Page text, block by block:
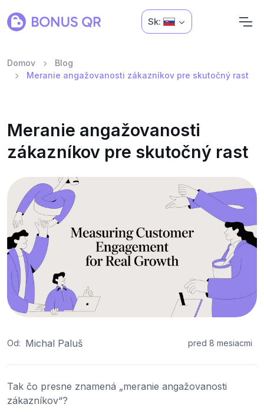
Sk:
Domov
Blog
Meranie angažovanosti zákazníkov pre skutočný rast
Meranie angažovanosti
zákazníkov pre skutočný rast
Od: Michal Paluš pred 8 mesiacmi
Tak čo presne znamená „meranie angažovanosti
zákazníkov“?